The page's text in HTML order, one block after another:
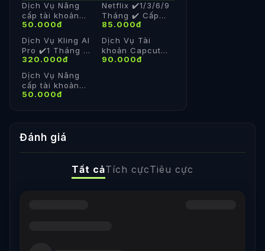
Dịch Vụ Nâng
cấp tài khoản
(chính chủ)
Canva Pro
1/12/36 ✔️ Giá rẻ
✔️ Bảo hành
50.000đ
Netflix ✔️1/3/6/9
Tháng ✔️ Cấp
acc ✔️Giá rẻ
85.000đ
Dịch Vụ Kling AI
Pro ✔️1 Tháng ✔️
Cấp acc✔️Giá rẻ
320.000đ
Dịch Vụ Tài
khoản Capcut
Pro 1/6/12 tháng
90.000đ
Dịch Vụ Nâng
cấp tài khoản
(chính chủ)
✔️ Giá rẻ ✔️ Bảo
50.000đ
Đánh giá
Tất cảTích cựcTiêu cực